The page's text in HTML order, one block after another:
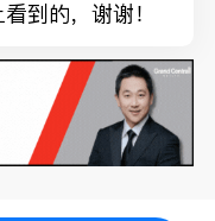
到的，谢谢！